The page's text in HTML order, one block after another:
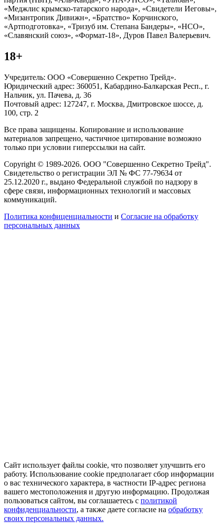
«Меджлис крымско-татарского народа», «Свидетели Иеговы»,
«Мизантропик Дивижн», «Братство» Корчинского,
«Артподготовка», «Тризуб им. Степана Бандеры», «НСО»,
«Славянский союз», «Формат-18», Дуров Павел Валерьевич.
18+
Учредитель: ООО «Совершенно Секретно Трейд».
Юридический адрес: 360051, Кабардино-Балкарская Респ., г.
Нальчик, ул. Пачева, д. 36
Почтовый адрес: 127247, г. Москва, Дмитровское шоссе, д.
100, стр. 2
Все права защищены. Копирование и использование
материалов запрещено, частичное цитирование возможно
только при условии гиперссылки на сайт.
Copyright © 1989-2026. ООО "Совершенно Секретно Трейд".
Свидетельство о регистрации ЭЛ № ФС 77-79634 от
25.12.2020 г., выдано Федеральной службой по надзору в
сфере связи, информационных технологий и массовых
коммуникаций.
Политика конфиценциальности и Согласие на обработку
персональных данных
Сайт использует файлы cookie, что позволяет улучшить его
работу. Использование cookie предполагает сбор информации
о вас технического характера, в частности IP-адрес региона
вашего местоположения и другую информацию. Продолжая
пользоваться сайтом, вы соглашаетесь с политикой
конфиденциальности, а также даете согласие на обработку
своих персональных данных.